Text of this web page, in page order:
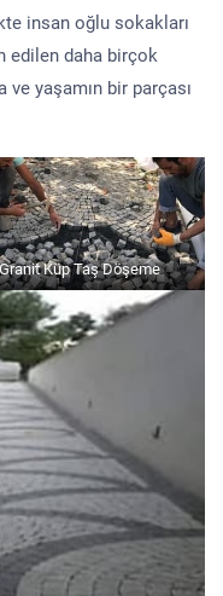
insan oğlu sokakları
edilen daha birçok
yaşamın bir parçası
Küp Taş Döşeme